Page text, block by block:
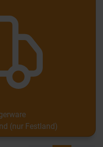
(nur Festland)